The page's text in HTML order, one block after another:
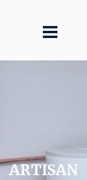
ARTISAN